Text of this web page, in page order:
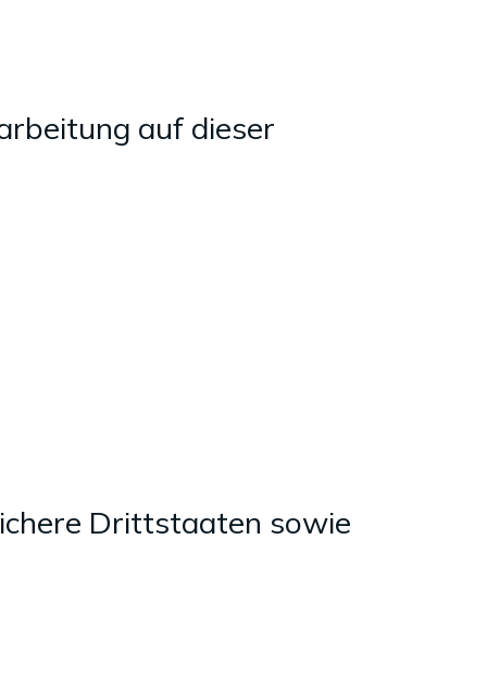
auf dieser
Drittstaaten sowie